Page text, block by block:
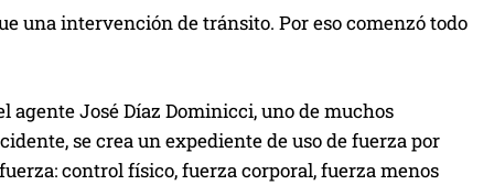
a
i
s
una intervención de tránsito. Por eso comenzó todo
agente José Díaz Dominicci, uno de muchos
se crea un expediente de uso de fuerza por
control físico, fuerza corporal, fuerza menos